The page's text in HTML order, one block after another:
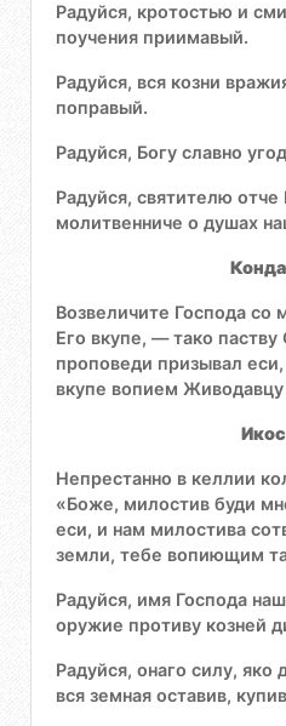
Радуйся, кротостью и
поучения приимавый.
Радуйся, вся козни
поправый.
Радуйся, Богу славно
Радуйся, святителю
молитвенниче о душах
Возвеличите Господа со
Его вкупе, — тако
проповеди призывал
вкупе вопием
Непрестанно в келлии
«Боже, милостив буди
еси, и нам милостива
земли, тебе вопиющим
Радуйся, имя Господа
оружие противу козней
Радуйся, онаго силу, яко
вся земная оставив,